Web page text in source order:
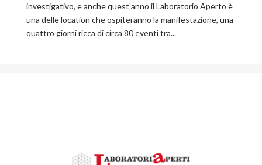
investigativo, e anche quest’anno il Laboratorio Aperto è
una delle location che ospiteranno la manifestazione, una
quattro giorni ricca di circa 80 eventi tra...